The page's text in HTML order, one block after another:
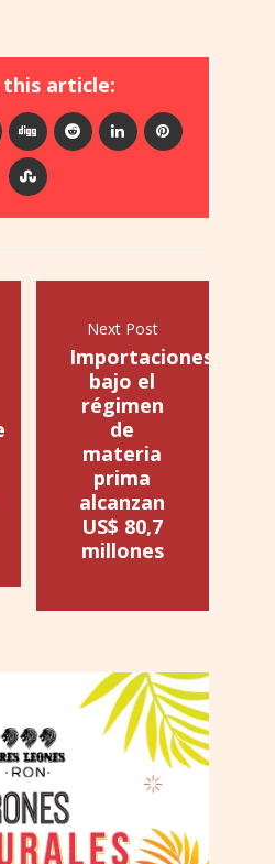
this article:
Next Post
Importaciones
bajo el
régimen
de
materia
prima
alcanzan
US$ 80,7
millones